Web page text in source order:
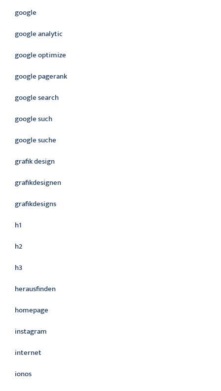
google
google analytic
google optimize
google pagerank
google search
google such
google suche
grafik design
grafikdesignen
grafikdesigns
h1
h2
h3
herausfinden
homepage
instagram
internet
ionos